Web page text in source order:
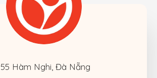
Hàm Nghi, Đà Nẵng